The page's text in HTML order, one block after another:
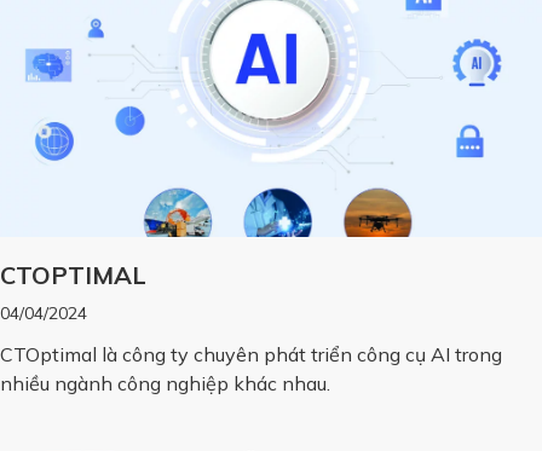
CTOPTIMAL
04/04/2024
CTOptimal là công ty chuyên phát triển công cụ AI trong
nhiều ngành công nghiệp khác nhau.